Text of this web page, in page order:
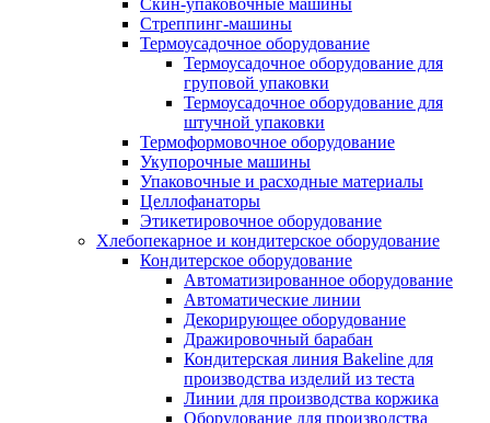
Стреппинг-машины
Термоусадочное оборудование
Термоусадочное оборудование для
груповой упаковки
Термоусадочное оборудование для
штучной упаковки
Термоформовочное оборудование
Укупорочные машины
Упаковочные и расходные материалы
Целлофанаторы
Этикетировочное оборудование
Хлебопекарное и кондитерское оборудование
Кондитерское оборудование
Автоматизированное оборудование
Автоматические линии
Декорирующее оборудование
Дражировочный барабан
Кондитерская линия Bakeline для
производства изделий из теста
Линии для производства коржика
Оборудование для производства